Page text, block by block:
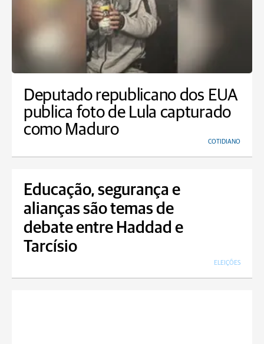
Deputado republicano dos EUA
publica foto de Lula capturado
como Maduro
COTIDIANO
Educação, segurança e
alianças são temas de
debate entre Haddad e
Tarcísio
ELEIÇÕES